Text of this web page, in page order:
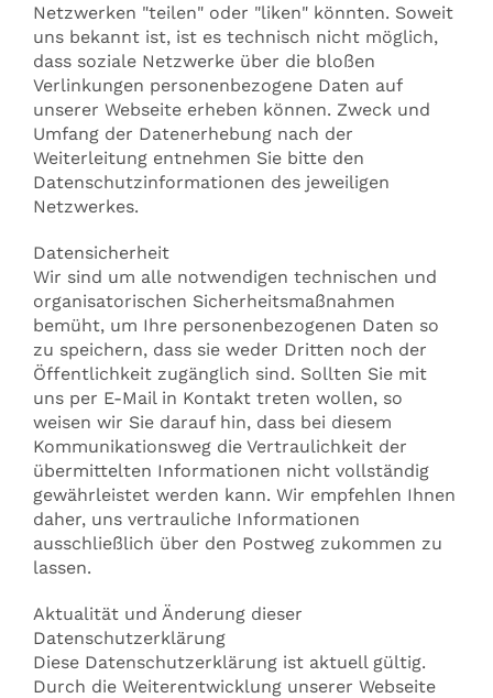
Netzwerken "teilen" oder "liken" könnten. Soweit
uns bekannt ist, ist es technisch nicht möglich,
dass soziale Netzwerke über die bloßen
Verlinkungen personenbezogene Daten auf
unserer Webseite erheben können. Zweck und
Umfang der Datenerhebung nach der
Weiterleitung entnehmen Sie bitte den
Datenschutzinformationen des jeweiligen
Netzwerkes.
Datensicherheit
Wir sind um alle notwendigen technischen und
organisatorischen Sicherheitsmaßnahmen
bemüht, um Ihre personenbezogenen Daten so
zu speichern, dass sie weder Dritten noch der
Öffentlichkeit zugänglich sind. Sollten Sie mit
uns per E-Mail in Kontakt treten wollen, so
weisen wir Sie darauf hin, dass bei diesem
Kommunikationsweg die Vertraulichkeit der
übermittelten Informationen nicht vollständig
gewährleistet werden kann. Wir empfehlen Ihnen
daher, uns vertrauliche Informationen
ausschließlich über den Postweg zukommen zu
lassen.
Aktualität und Änderung dieser
Datenschutzerklärung
Diese Datenschutzerklärung ist aktuell gültig.
Durch die Weiterentwicklung unserer Webseite